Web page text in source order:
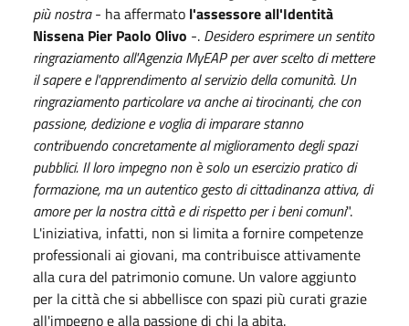
più nostra- ha affermato l'assessore all'Identità
Nissena Pier Paolo Olivo -. Desidero esprimere un sentito
ringraziamento all'Agenzia MyEAP per aver scelto di mettere
il sapere e l'apprendimento al servizio della comunità. Un
ringraziamento particolare va anche ai tirocinanti, che con
passione, dedizione e voglia di imparare stanno
contribuendo concretamente al miglioramento degli spazi
pubblici. Il loro impegno non è solo un esercizio pratico di
formazione, ma un autentico gesto di cittadinanza attiva, di
amore per la nostra città e di rispetto per i beni comuni".
L'iniziativa, infatti, non si limita a fornire competenze
professionali ai giovani, ma contribuisce attivamente
alla cura del patrimonio comune. Un valore aggiunto
per la città che si abbellisce con spazi più curati grazie
all'impegno e alla passione di chi la abita.